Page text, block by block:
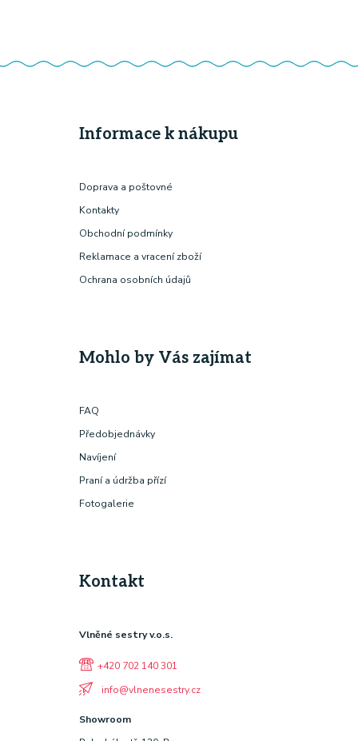
Informace k nákupu
Doprava a poštovné
Kontakty
Obchodní podmínky
Reklamace a vracení zboží
Ochrana osobních údajů
Mohlo by Vás zajímat
FAQ
Předobjednávky
Navíjení
Praní a údržba přízí
Fotogalerie
Kontakt
Vlněné sestry v.o.s.
+420 702 140 301
info@vlnenesestry.cz
Showroom